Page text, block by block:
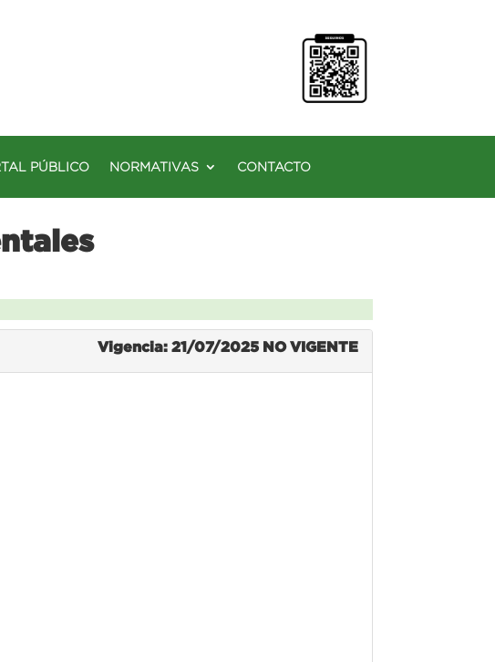
PÚBLICO NORMATIVAS CONTACTO
Vigencia: 21/07/2025 NO VIGENTE